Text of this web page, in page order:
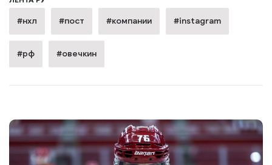
#нхл #пост #компании #instagram
#рф #овечкин